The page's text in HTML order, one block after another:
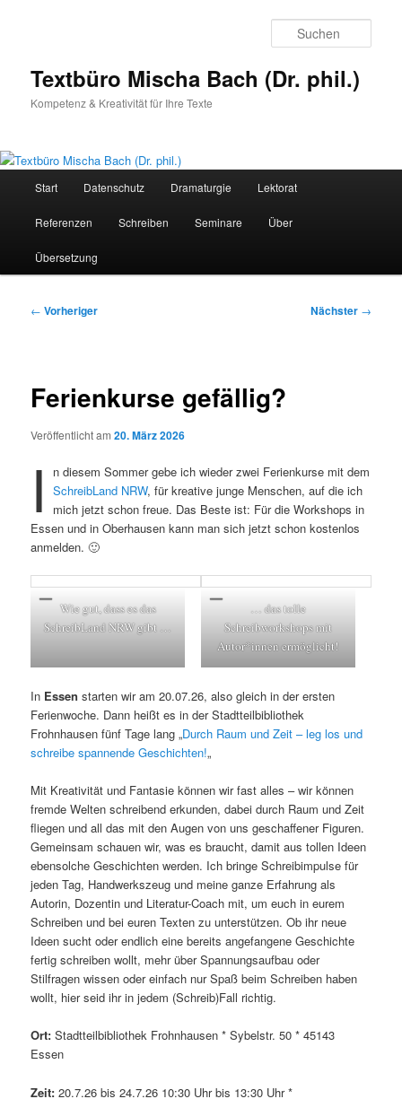
Textbüro Mischa Bach (Dr. phil.)
Kompetenz & Kreativität für Ihre Texte
Start Datenschutz Dramaturgie Lektorat
Referenzen Schreiben Seminare Über
Übersetzung
Beitragsnavigation
← Vorheriger Nächster →
Ferienkurse gefällig?
Veröffentlicht am20. März 2026
I
n diesem Sommer gebe ich wieder zwei Ferienkurse mit dem
SchreibLand NRW, für kreative junge Menschen, auf die ich
mich jetzt schon freue. Das Beste ist: Für die Workshops in
Essen und in Oberhausen kann man sich jetzt schon kostenlos
anmelden. 🙂
Wie gut, dass es das
SchreibLand NRW gibt …
… das tolle
Schreibworkshops mit
Autor*innen ermöglicht!
In Essen starten wir am 20.07.26, also gleich in der ersten
Ferienwoche. Dann heißt es in der Stadtteilbibliothek
Frohnhausen fünf Tage lang „Durch Raum und Zeit – leg los und
schreibe spannende Geschichten!„
Mit Kreativität und Fantasie können wir fast alles – wir können
fremde Welten schreibend erkunden, dabei durch Raum und Zeit
fliegen und all das mit den Augen von uns geschaffener Figuren.
Gemeinsam schauen wir, was es braucht, damit aus tollen Ideen
ebensolche Geschichten werden. Ich bringe Schreibimpulse für
jeden Tag, Handwerkszeug und meine ganze Erfahrung als
Autorin, Dozentin und Literatur-Coach mit, um euch in eurem
Schreiben und bei euren Texten zu unterstützen. Ob ihr neue
Ideen sucht oder endlich eine bereits angefangene Geschichte
fertig schreiben wollt, mehr über Spannungsaufbau oder
Stilfragen wissen oder einfach nur Spaß beim Schreiben haben
wollt, hier seid ihr in jedem (Schreib)Fall richtig.
Ort: Stadtteilbibliothek Frohnhausen * Sybelstr. 50 * 45143
Essen
Zeit: 20.7.26 bis 24.7.26 10:30 Uhr bis 13:30 Uhr *